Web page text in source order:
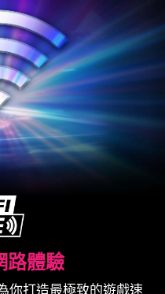
甚至照映整個空間，享
競情境體驗。
特定機種。
路體驗
你打造最極致的遊戲速
路解決方案
太網路，可以在高頻寬
連接與快速轉換資料，
需要低延遲的應用程式
線上遊戲體驗。
輸孔
。
C連接埠